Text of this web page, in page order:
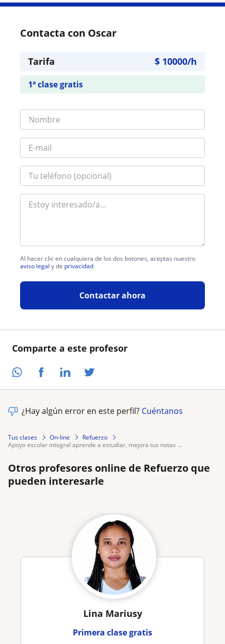
Comparte a este profesor
Contacta con Oscar
Tarifa $ 10000/h
1ª clase gratis
Al hacer clic en cualquiera de los dos botones, aceptas nuestro
aviso legal y de privacidad
Contactar ahora
¿Hay algún error en este perfil? Cuéntanos
Tus clases On-line
Refuerzo
apoyo escolar integral aprende a estudiar, mejora tus notas ...
Otros profesores online de Refuerzo que
pueden interesarle
Lina Mariusy
Primera clase gratis